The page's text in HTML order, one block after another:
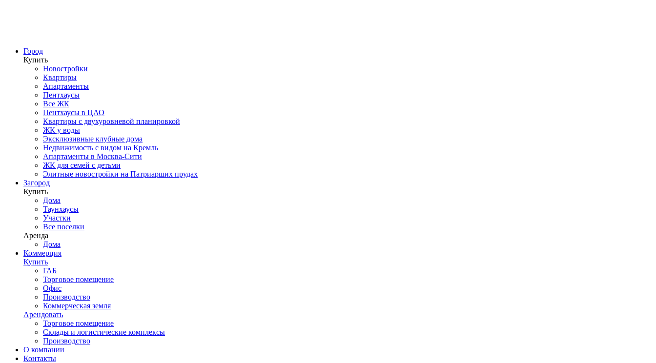
Город
Купить
Новостройки
Квартиры
Апартаменты
Пентхаусы
Все ЖК
Пентхаусы в ЦАО
Квартиры с двухуровневой планировкой
ЖК у воды
Эксклюзивные клубные дома
Недвижимость с видом на Кремль
Апартаменты в Москва-Сити
ЖК для семей с детьми
Элитные новостройки на Патриарших прудах
Загород
Купить
Дома
Таунхаусы
Участки
Все поселки
Аренда
Дома
Коммерция
Купить
ГАБ
Торговое помещение
Офис
Производство
Коммерческая земля
Арендовать
Торговое помещение
Склады и логистические комплексы
Производство
О компании
Контакты